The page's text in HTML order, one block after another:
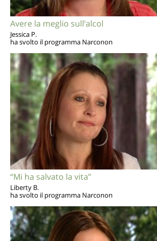
Avere la meglio sull’alcol
Jessica P.
ha svolto il programma Narconon
“Mi ha salvato la vita”
Liberty B.
ha svolto il programma Narconon